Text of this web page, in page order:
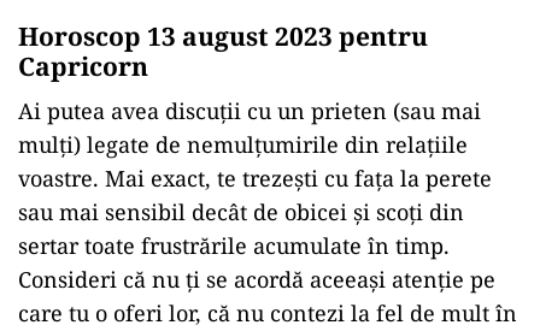
Horoscop 13 august 2023 pentru
Capricorn
Ai putea avea discuții cu un prieten (sau mai
mulți) legate de nemulțumirile din relațiile
voastre. Mai exact, te trezești cu fața la perete
sau mai sensibil decât de obicei și scoți din
sertar toate frustrările acumulate în timp.
Consideri că nu ți se acordă aceeași atenție pe
care tu o oferi lor, că nu contezi la fel de mult în